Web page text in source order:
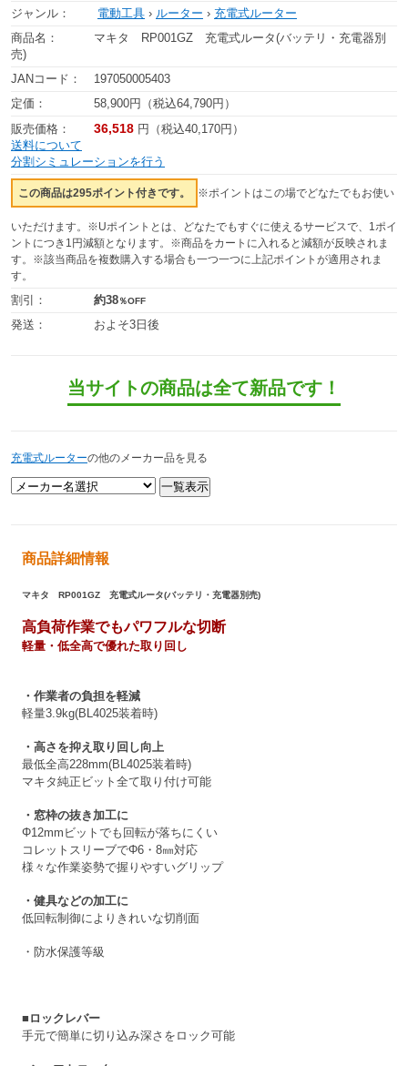
ジャンル：
電動工具 › ルーター › 充電式ルーター
商品名：
マキタ RP001GZ 充電式ルータ(バッテリ・充電器別
売)
JANコード：
197050005403
定価：
58,900円（税込64,790円）
販売価格：
36,518 円（税込40,170円）
送料について
分割シミュレーションを行う
この商品は295ポイント付きです。 ※ポイントはこの場でどなたでもお使い
いただけます。※Uポイントとは、どなたでもすぐに使えるサービスで、1ポイ
ントにつき1円減額となります。※商品をカートに入れると減額が反映されま
す。※該当商品を複数購入する場合も一つ一つに上記ポイントが適用されま
す。
割引： 約38％OFF
発送： およそ3日後
当サイトの商品は全て新品です！
充電式ルーターの他のメーカー品を見る
商品詳細情報
マキタ RP001GZ 充電式ルータ(バッテリ・充電器別売)
高負荷作業でもパワフルな切断
軽量・低全高で優れた取り回し
・作業者の負担を軽減
軽量3.9kg(BL4025装着時)
・高さを抑え取り回し向上
最低全高228mm(BL4025装着時)
マキタ純正ビット全て取り付け可能
・窓枠の抜き加工に
Φ12mmビットでも回転が落ちにくい
コレットスリーブでΦ6・8㎜対応
様々な作業姿勢で握りやすいグリップ
・健具などの加工に
低回転制御によりきれいな切削面
・防水保護等級
■ロックレバー
手元で簡単に切り込み深さをロック可能